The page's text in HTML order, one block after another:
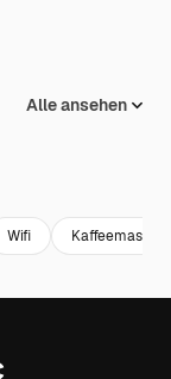
Alle ansehen
Wifi